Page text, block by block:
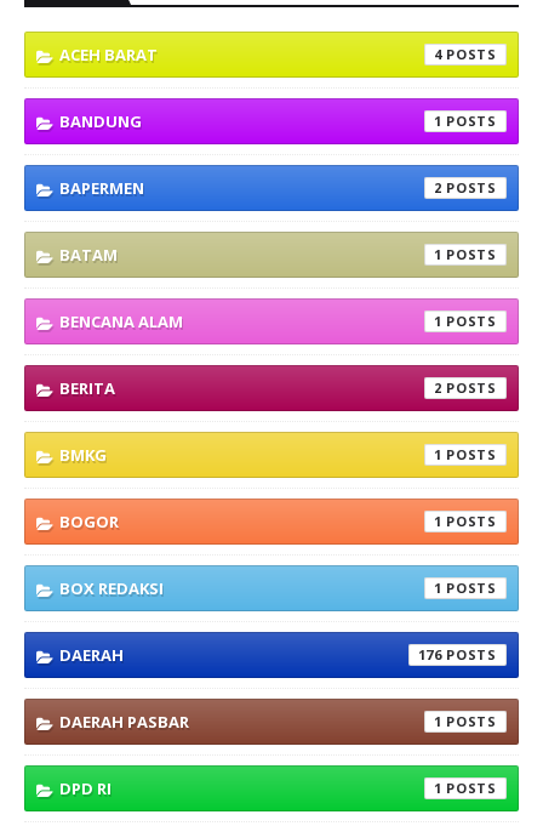
ACEH BARAT 4
BANDUNG 1
BAPERMEN 2
BATAM 1
BENCANA ALAM 1
BERITA 2
BMKG 1
BOGOR 1
BOX REDAKSI 1
DAERAH 176
DAERAH PASBAR 1
DPD RI 1